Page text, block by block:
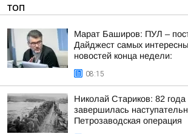
ТОП
Марат Баширов: ПУЛ –
Дайджест самых
новостей конца недели:
08:15
Николай Стариков: 82 года
завершилась
Петрозаводская операция